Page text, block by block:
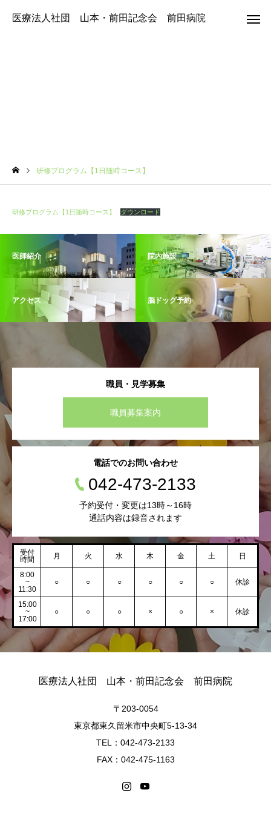
医療法人社団 山本・前田記念会 前田病院
研修プログラム【1日随時コース】
研修プログラム【1日随時コース】 ダウンロード
医師紹介 院内施設
アクセス 脳ドッグ予約
職員・見学募集
職員募集案内
電話でのお問い合わせ
042-473-2133
予約受付・変更は13時～16時
通話内容は録音されます
受付
時間
月 火 水 木 金 土 日
8:00
~
11:30
○ ○ ○ ○ ○ ○ 休診
15:00
~
17:00
○ ○ ○ × ○ × 休診
医療法人社団 山本・前田記念会 前田病院
〒203-0054
東京都東久留米市中央町5-13-34
TEL：042-473-2133
FAX：042-475-1163